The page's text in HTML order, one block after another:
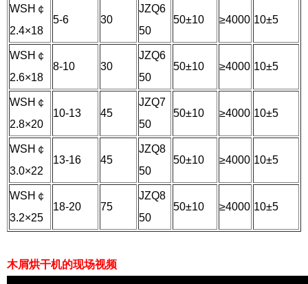
WSH￠
2.4×18
5-6 30
JZQ6
50
50±10 ≥4000 10±5
WSH￠
2.6×18
8-10 30
JZQ6
50
50±10 ≥4000 10±5
WSH￠
2.8×20
10-13 45
JZQ7
50
50±10 ≥4000 10±5
WSH￠
3.0×22
13-16 45
JZQ8
50
50±10 ≥4000 10±5
WSH￠
3.2×25
18-20 75
JZQ8
50
50±10 ≥4000 10±5
木屑烘干机的现场视频